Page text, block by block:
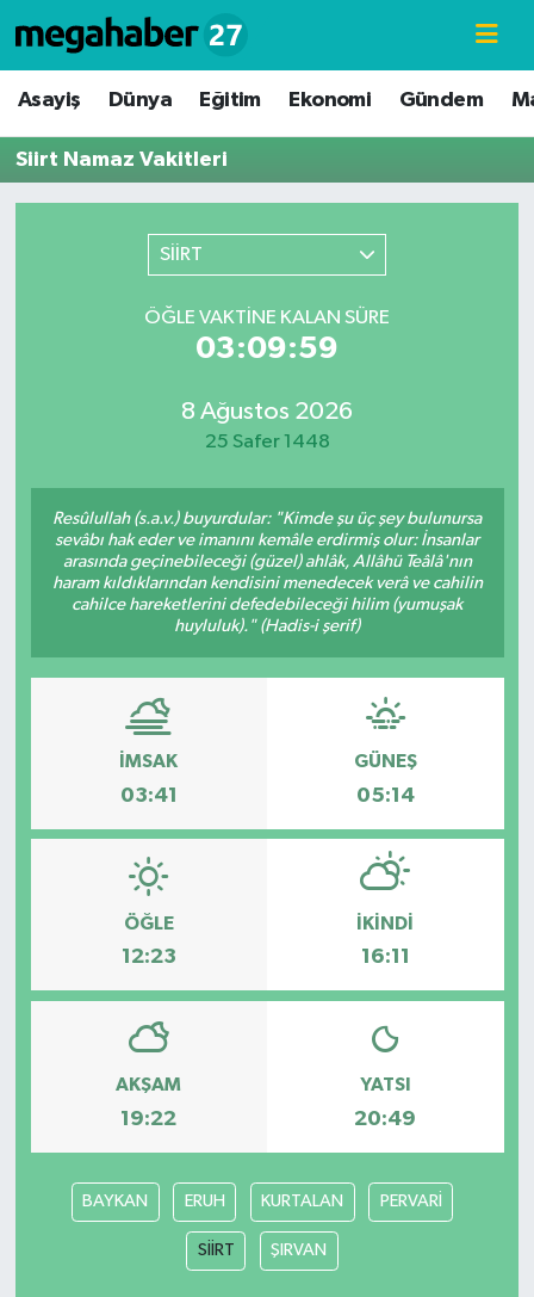
Asayiş Dünya Eğitim Ekonomi Gündem
Siirt Namaz Vakitleri
SİİRT
ÖĞLE VAKTINE KALAN SÜRE
03:09:59
8 Ağustos 2026
25 Safer 1448
Resûlullah (s.a.v.) buyurdular: "Kimde şu üç şey bulunursa
sevâbı hak eder ve imanını kemâle erdirmiş olur: İnsanlar
arasında geçinebileceği (güzel) ahlâk, Allâhü Teâlâ'nın
haram kıldıklarından kendisini menedecek verâ ve cahilin
cahilce hareketlerini defedebileceği hilim (yumuşak
huyluluk)." (Hadis-i şerif)
İMSAK
03:41
GÜNEŞ
05:14
ÖĞLE
12:23
İKINDI
16:11
AKŞAM
19:22
YATSI
20:49
BAYKAN ERUH KURTALAN PERVARİ
SİİRT ŞIRVAN
Hava Durumu
Trafik Durumu
Tüm Manşetler
Son Dakika Haberleri